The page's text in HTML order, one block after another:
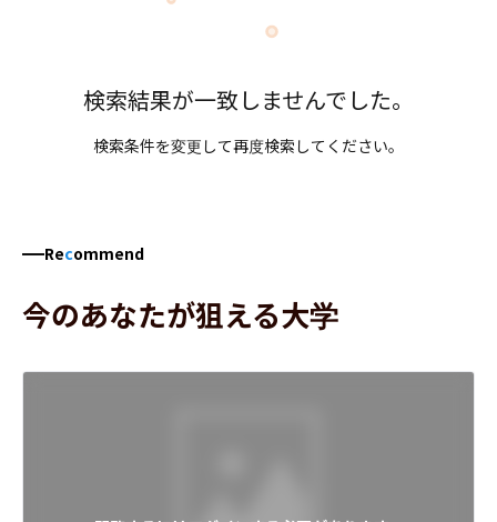
検索結果が一致しませんでした。
検索条件を変更して再度検索してください。
Recommend
今のあなたが狙える大学